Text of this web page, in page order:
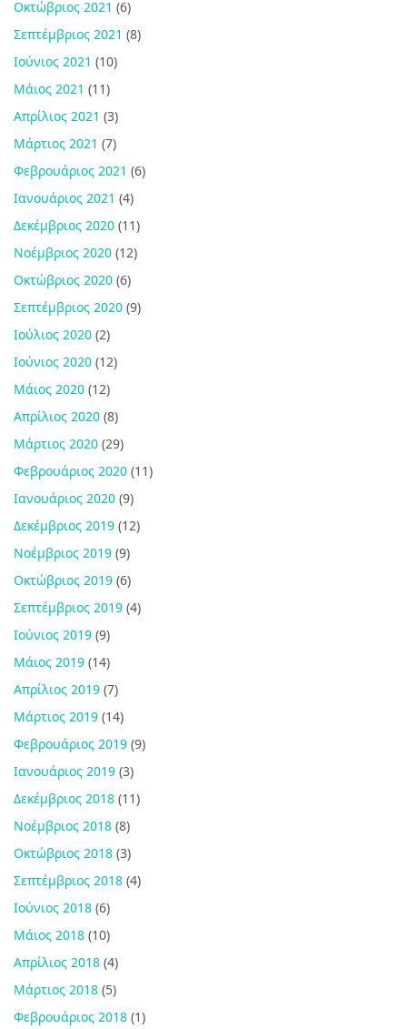
Οκτώβριος 2021 (6)
Σεπτέμβριος 2021 (8)
Ιούνιος 2021 (10)
Μάιος 2021 (11)
Απρίλιος 2021 (3)
Μάρτιος 2021 (7)
Φεβρουάριος 2021 (6)
Ιανουάριος 2021 (4)
Δεκέμβριος 2020 (11)
Νοέμβριος 2020 (12)
Οκτώβριος 2020 (6)
Σεπτέμβριος 2020 (9)
Ιούλιος 2020 (2)
Ιούνιος 2020 (12)
Μάιος 2020 (12)
Απρίλιος 2020 (8)
Μάρτιος 2020 (29)
Φεβρουάριος 2020 (11)
Ιανουάριος 2020 (9)
Δεκέμβριος 2019 (12)
Νοέμβριος 2019 (9)
Οκτώβριος 2019 (6)
Σεπτέμβριος 2019 (4)
Ιούνιος 2019 (9)
Μάιος 2019 (14)
Απρίλιος 2019 (7)
Μάρτιος 2019 (14)
Φεβρουάριος 2019 (9)
Ιανουάριος 2019 (3)
Δεκέμβριος 2018 (11)
Νοέμβριος 2018 (8)
Οκτώβριος 2018 (3)
Σεπτέμβριος 2018 (4)
Ιούνιος 2018 (6)
Μάιος 2018 (10)
Απρίλιος 2018 (4)
Μάρτιος 2018 (5)
Φεβρουάριος 2018 (1)